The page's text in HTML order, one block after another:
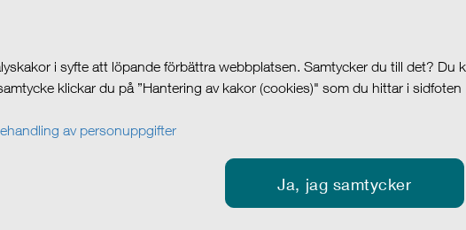
i syfte att löpande förbättra webbplatsen. Samtycker du till det? Du
klickar du på ”Hantering av kakor (cookies)" som du hittar i sidfoten
av personuppgifter
Ja, jag samtycker